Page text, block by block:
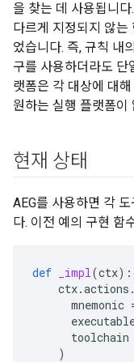
을 찾는 데 사용됩니
다르게 지정되지 않는
었습니다. 즉, 규칙 내
구를 사용하더라도 단
랫폼은 각 대상에 대
원하는 실행 플랫폼이
현재 상태
AEG를 사용하면 각
다. 이전 예의 구현 함
def _impl(ctx):
ctx.actions .
mnemonic
toolchain
)